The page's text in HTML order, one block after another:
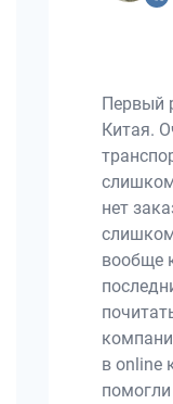
Первый
Китая.
нет
вообще
в online